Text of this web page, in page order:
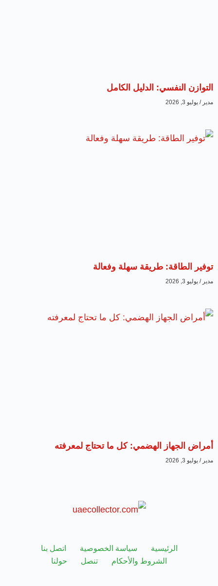
التوازن النفسي: الدليل الكامل
مدير يوليو 3, 2026
توفير الطاقة: طريقة سهلة وفعالة
مدير يوليو 3, 2026
أمراض الجهاز الهضمي: كل ما تحتاج لمعرفته
مدير يوليو 3, 2026
الرئيسية سياسة الخصوصية
اتصل بنا
الشروط والأحكام
تنصل حولنا